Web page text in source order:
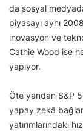
da sosyal
piyasayı aynı
inovasyon ve
Cathie Wood ise
yapıyor.
Öte yandan S&P
yapay zekâ
yatırımlarındaki